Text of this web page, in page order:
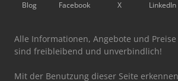
Blog Facebook X LinkedIn
Alle Informationen, Angebote und
sind freibleibend und unverbindlich!
Mit der Benutzung dieser Seite